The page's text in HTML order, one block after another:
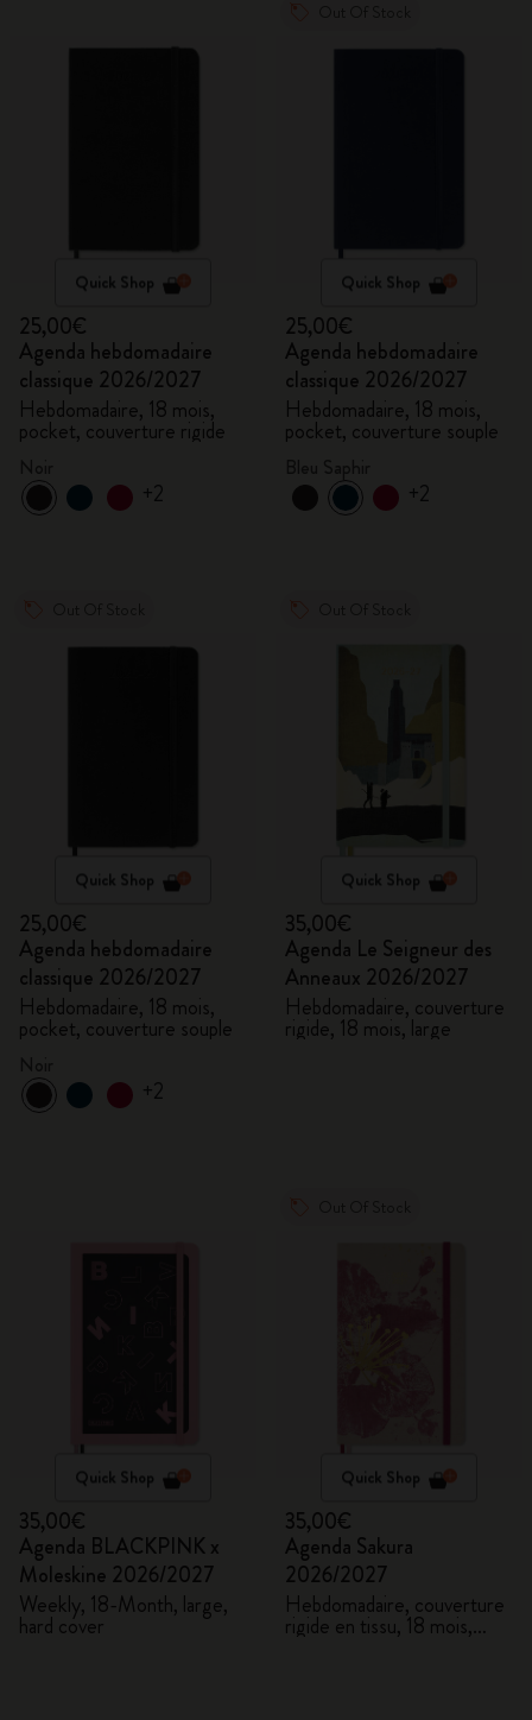
Quick Shop
25,00€
Agenda hebdomadaire
classique 2026/2027
Hebdomadaire, 18 mois,
pocket, couverture rigide
+2
Quick Shop
25,00€
Agenda hebdomadaire
classique 2026/2027
Hebdomadaire, 18 mois,
pocket, couverture souple
+2
Quick Shop
25,00€
Agenda hebdomadaire
classique 2026/2027
Hebdomadaire, 18 mois,
pocket, couverture souple
+2
Quick Shop
35,00€
Agenda Le Seigneur des
Anneaux 2026/2027
Hebdomadaire, couverture
rigide, 18 mois, large
Quick Shop
35,00€
Agenda BLACKPINK x
Moleskine 2026/2027
Weekly, 18-Month, large,
hard cover
Quick Shop
35,00€
Agenda Sakura
2026/2027
Hebdomadaire, couverture
rigide en tissu, 18 mois,
large